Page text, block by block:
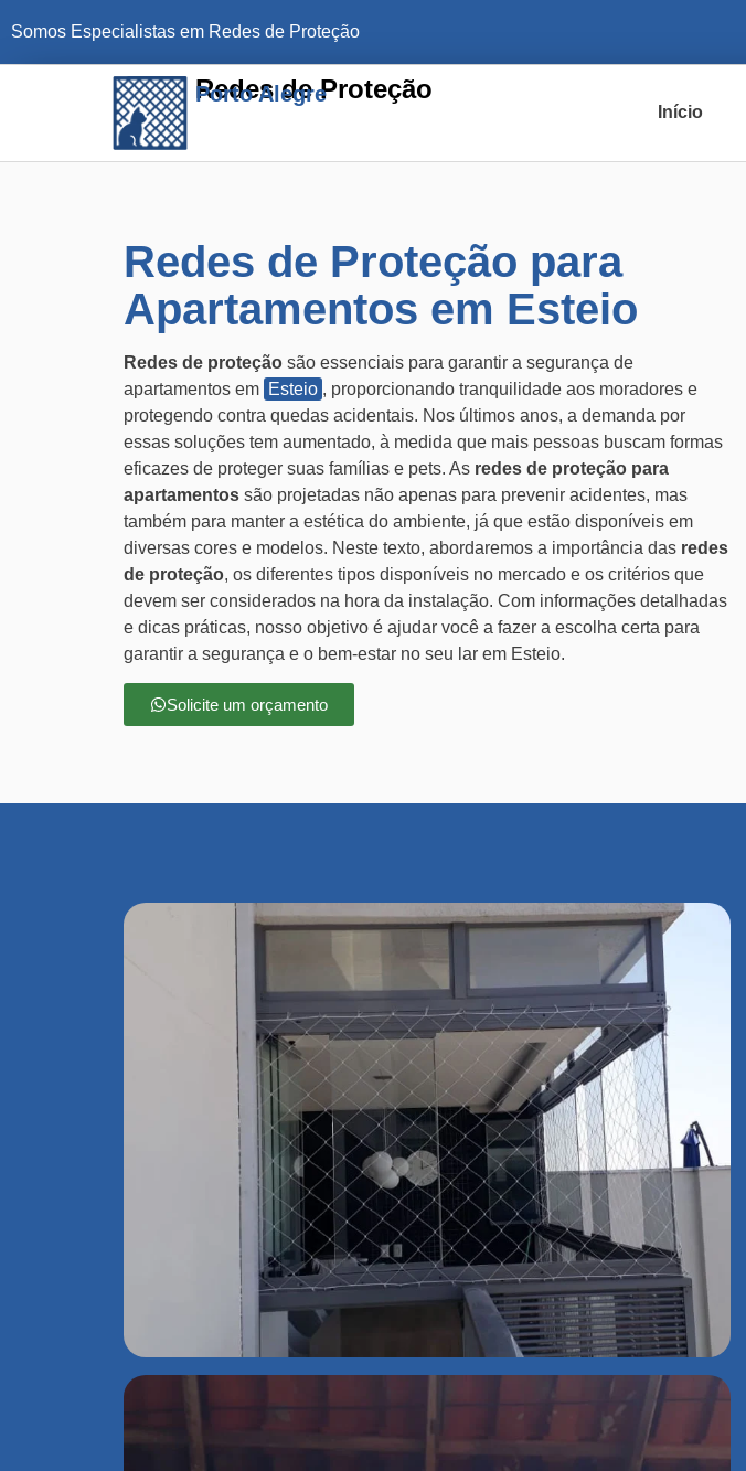
Somos Especialistas em Redes de Proteção
Redes de Proteção
Porto Alegre
Início
Redes de Proteção para
Apartamentos em Esteio
Redes de proteção são essenciais para garantir a segurança de
apartamentos em Esteio , proporcionando tranquilidade aos moradores e
protegendo contra quedas acidentais. Nos últimos anos, a demanda por
essas soluções tem aumentado, à medida que mais pessoas buscam formas
eficazes de proteger suas famílias e pets. As redes de proteção para
apartamentos são projetadas não apenas para prevenir acidentes, mas
também para manter a estética do ambiente, já que estão disponíveis em
diversas cores e modelos. Neste texto, abordaremos a importância das redes
de proteção, os diferentes tipos disponíveis no mercado e os critérios que
devem ser considerados na hora da instalação. Com informações detalhadas
e dicas práticas, nosso objetivo é ajudar você a fazer a escolha certa para
garantir a segurança e o bem-estar no seu lar em Esteio.
Solicite um orçamento